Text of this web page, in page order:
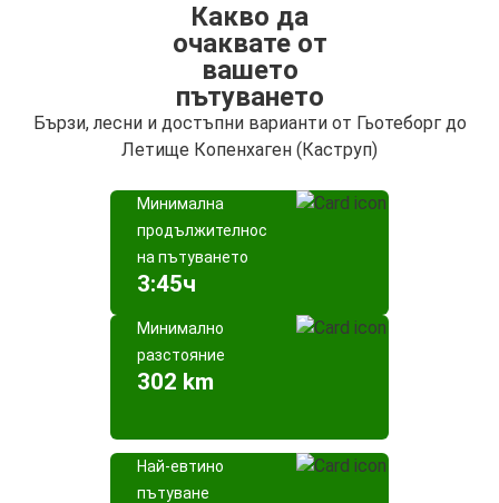
Какво да
очаквате от
вашето
пътуването
Бързи, лесни и достъпни варианти от Гьотеборг до
Летище Копенхаген (Каструп)
Минимална
продължителност
на пътуването
3:45ч
Минимално
разстояние
302 km
Най-евтино
пътуване